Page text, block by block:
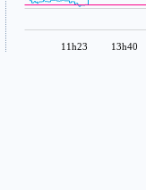
11h23 13h40